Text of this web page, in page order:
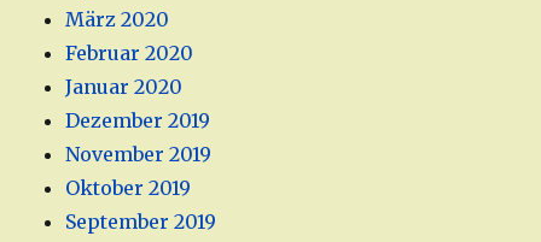
März 2020
Februar 2020
Januar 2020
Dezember 2019
November 2019
Oktober 2019
September 2019